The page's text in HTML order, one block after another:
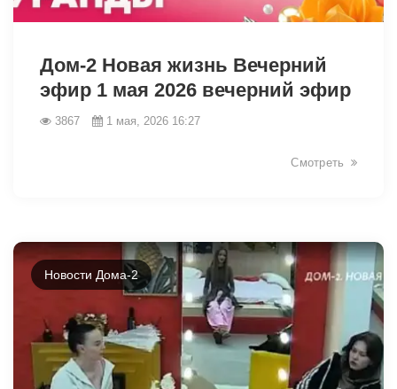
Дом-2 Новая жизнь Вечерний
эфир 1 мая 2026 вечерний эфир
3867 1 мая, 2026 16:27
Смотреть
Новости Дома-2